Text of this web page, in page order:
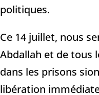
politiques.
Ce 14 juillet, nous
Abdallah et de tous
dans les prisons
libération